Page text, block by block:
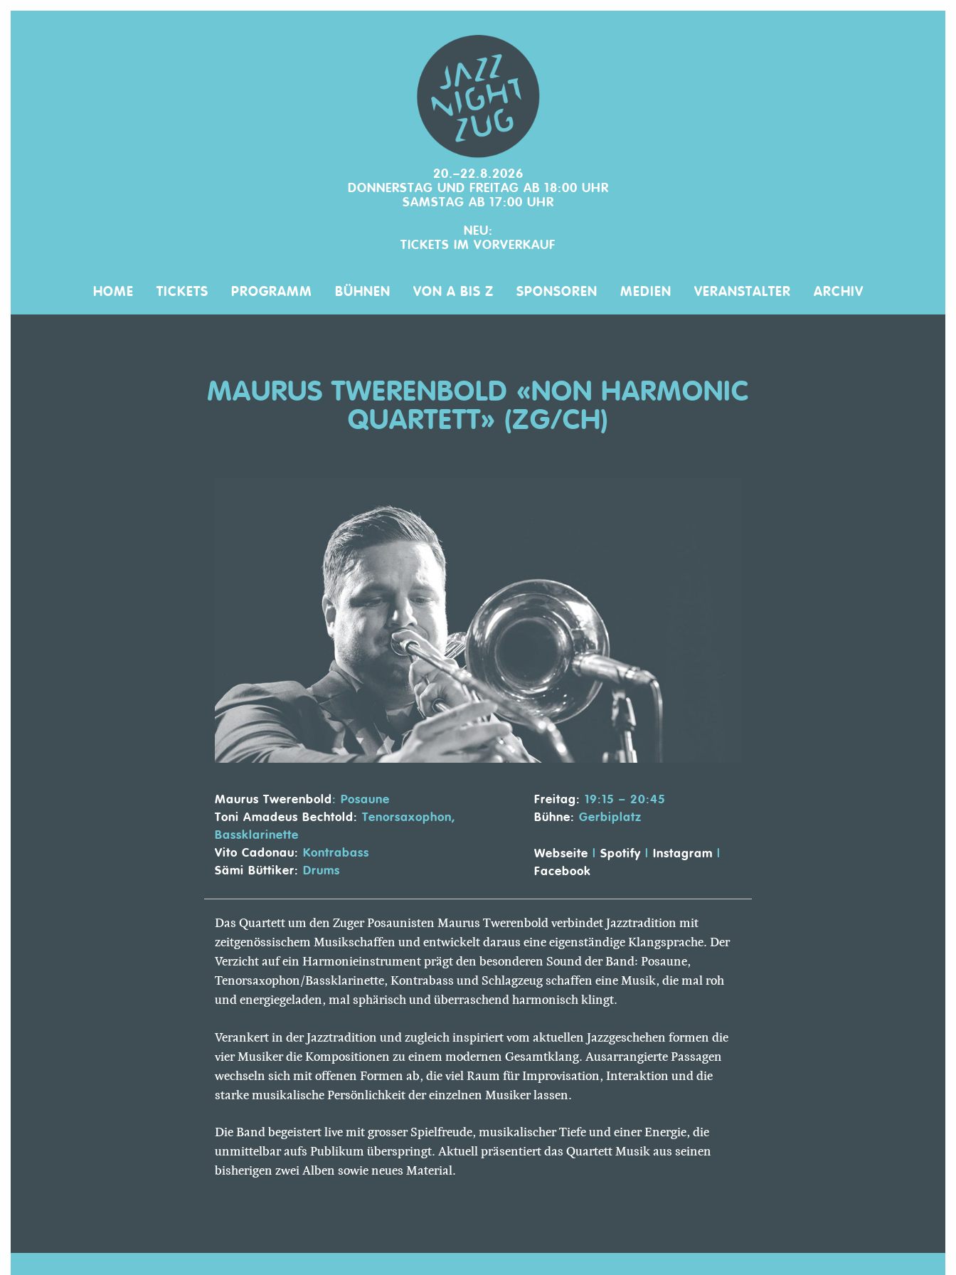
20.–22.8.2026
DONNERSTAG UND FREITAG AB 18:00 UHR
SAMSTAG AB 17:00 UHR
NEU:
TICKETS IM VORVERKAUF
HOME TICKETS PROGRAMM BÜHNEN VON A BIS Z SPONSOREN MEDIEN VERANSTALTER ARCHIV
MAURUS TWERENBOLD «NON HARMONIC
QUARTETT» (ZG/CH)
Maurus Twerenbold: Posaune
Toni Amadeus Bechtold: Tenorsaxophon,
Bassklarinette
Vito Cadonau:
Kontrabass
Sämi Büttiker: Drums
Freitag: 19:15 – 20:45
Bühne: Gerbiplatz
Webseite |Spotify |Instagram |
Facebook
Das Quartett um den Zuger Posaunisten Maurus Twerenbold verbindet Jazztradition mit
zeitgenössischem Musikschaffen und entwickelt daraus eine eigenständige Klangsprache. Der
Verzicht auf ein Harmonieinstrument prägt den besonderen Sound der Band: Posaune,
Tenorsaxophon/Bassklarinette, Kontrabass und Schlagzeug schaffen eine Musik, die mal roh
und energiegeladen, mal sphärisch und überraschend harmonisch klingt.
Verankert in der Jazztradition und zugleich inspiriert vom aktuellen Jazzgeschehen formen die
vier Musiker die Kompositionen zu einem modernen Gesamtklang. Ausarrangierte Passagen
wechseln sich mit offenen Formen ab, die viel Raum für Improvisation, Interaktion und die
starke musikalische Persönlichkeit der einzelnen Musiker lassen.
Die Band begeistert live mit grosser Spielfreude, musikalischer Tiefe und einer Energie, die
unmittelbar aufs Publikum überspringt. Aktuell präsentiert das Quartett Musik aus seinen
bisherigen zwei Alben sowie neues Material.